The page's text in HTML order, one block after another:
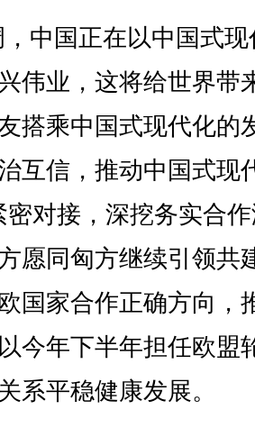
中国正在以中国式
伟业，这将给世界带
搭乘中国式现代化的
互信，推动中国式现
密对接，深挖务实合
愿同匈方继续引领共
国家合作正确方向，
今年下半年担任欧盟
系平稳健康发展。